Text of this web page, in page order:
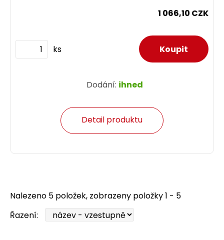
1 066,10 CZK
ks
Dodání: ihned
Detail produktu
Nalezeno 5 položek, zobrazeny položky 1 - 5
Řazení: